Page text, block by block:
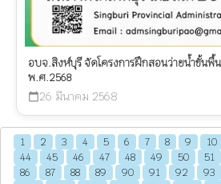
อบจ.สิงห์บุรี จัดโครงการฝึกสอนว่ายน้ำขั้นพื้
พ.ศ.2568
calendar_today 26 มีนาคม 2568
1 2 3 4 5 6 7 8 9 10
44
45 46 47 48 49 50 51
86
87 88 89 90 91 92 93